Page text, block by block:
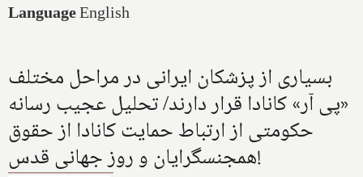
LanguageEnglish
بسیاری از پزشکان ایرانی در مراحل مختلف
«پی آر» کانادا قرار دارند/ تحلیل عجیب رسانه
حکومتی از ارتباط حمایت کانادا از حقوق
همجنسگرایان و روز جهانی قدس!